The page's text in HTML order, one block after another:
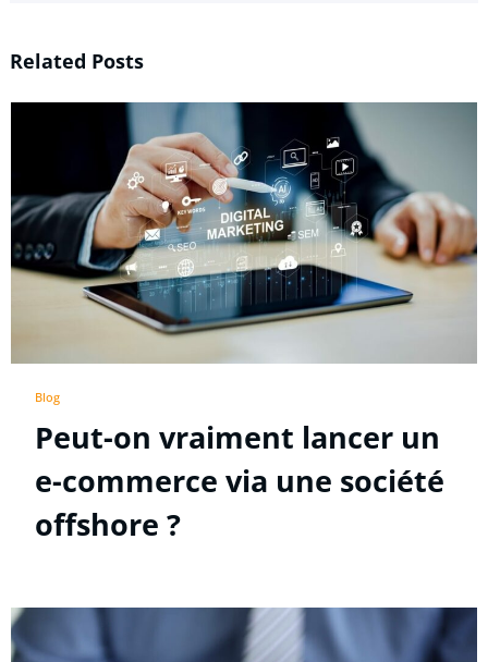
Related Posts
Blog
Peut-on vraiment lancer un
e-commerce via une société
offshore ?